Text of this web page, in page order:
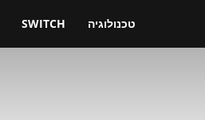
SWITCH טכנולוגיה